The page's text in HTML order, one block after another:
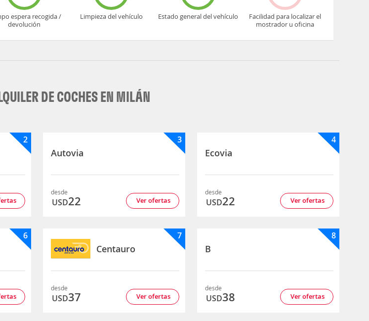
espera recogida /
devolución
Limpieza del vehículo Estado general del vehículo
Facilidad para localizar el
mostrador u oficina
DE COCHES EN MILÁN
2
Autovia
3
desde
USD22 Ver ofertas
Ecovia
4
desde
USD22 Ver ofertas
6
Centauro
7
desde
USD37 Ver ofertas
B
8
desde
USD38 Ver ofertas